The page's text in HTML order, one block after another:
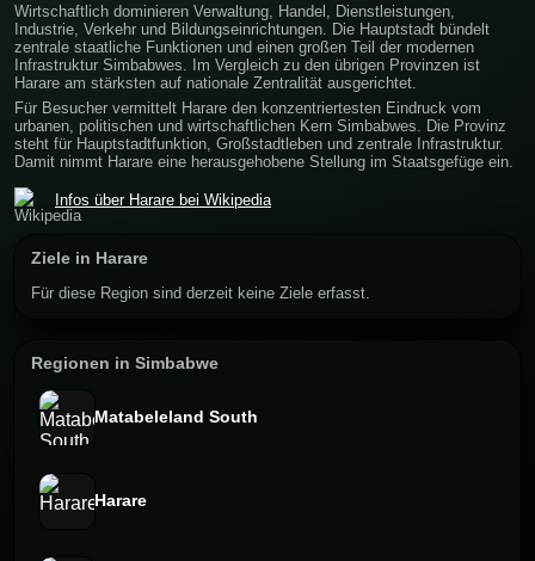
Wirtschaftlich dominieren Verwaltung, Handel, Dienstleistungen,
Industrie, Verkehr und Bildungseinrichtungen. Die Hauptstadt bündelt
zentrale staatliche Funktionen und einen großen Teil der modernen
Infrastruktur Simbabwes. Im Vergleich zu den übrigen Provinzen ist
Harare am stärksten auf nationale Zentralität ausgerichtet.
Für Besucher vermittelt Harare den konzentriertesten Eindruck vom
urbanen, politischen und wirtschaftlichen Kern Simbabwes. Die Provinz
steht für Hauptstadtfunktion, Großstadtleben und zentrale Infrastruktur.
Damit nimmt Harare eine herausgehobene Stellung im Staatsgefüge ein.
Infos über Harare bei Wikipedia
Ziele in Harare
Für diese Region sind derzeit keine Ziele erfasst.
Regionen in Simbabwe
Matabeleland South
Harare